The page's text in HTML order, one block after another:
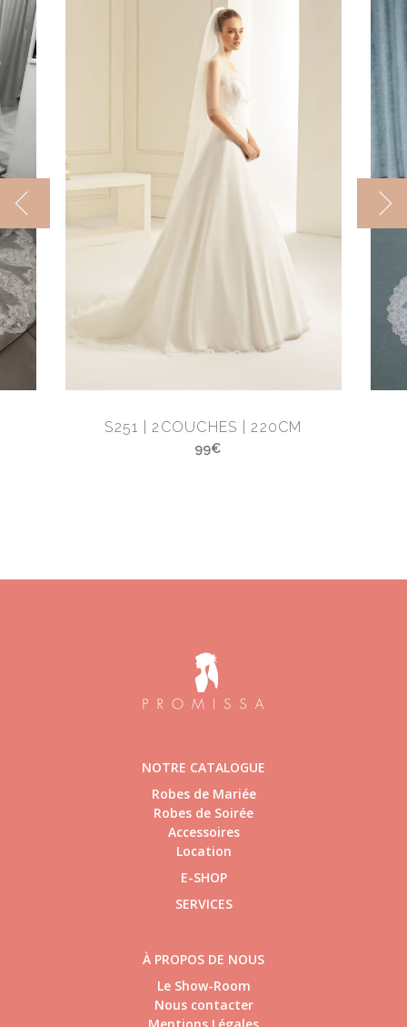
S251 | 2COUCHES | 220CM
99€
NOTRE CATALOGUE
Robes de Mariée
Robes de Soirée
Accessoires
Location
E-SHOP
SERVICES
À PROPOS DE NOUS
Le Show-Room
Nous contacter
Mentions Légales